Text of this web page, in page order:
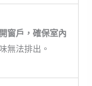
窗戶，確保室內
無法排出。